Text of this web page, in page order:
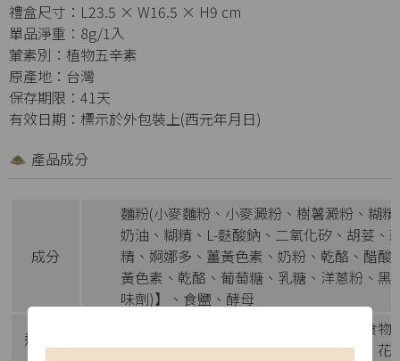
禮盒尺寸：L23.5 × W16.5 × H9 cm
單品淨重：8g/1入
葷素別：植物五辛素
原產地：台灣
保存期限：41天
有效日期：標示於外包裝上(西元年月日)
產品成分
成分
麵粉(小麥麵粉、小麥澱粉、樹薯澱粉、糊
奶油、糊精、L-麩酸鈉、二氧化矽、胡荽、
精、婀娜多、薑黃色素、奶粉、乾酪、醋
黃色素、乾酪、葡萄糖、乳糖、洋蔥粉、
味劑)】、食鹽、酵母
過敏源
本產品含有含麩質之穀物及牛奶製品，食
此生產線亦生產含有蛋、堅果類、芝麻、花